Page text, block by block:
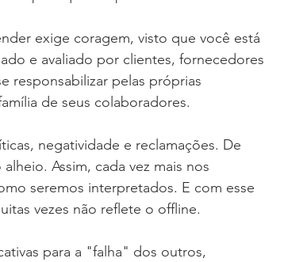
exige coragem, visto que você está
e avaliado por clientes, fornecedores
responsabilizar pelas próprias
de seus colaboradores.
negatividade e reclamações. De
Assim, cada vez mais nos
seremos interpretados. E com esse
vezes não reflete o offline.
para a "falha" dos outros,